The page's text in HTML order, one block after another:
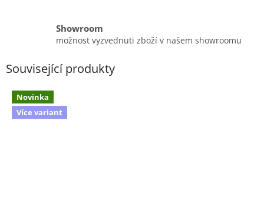
Showroom
možnost vyzvednuti zboží v našem showroomu
Související produkty
Novinka
Více variant